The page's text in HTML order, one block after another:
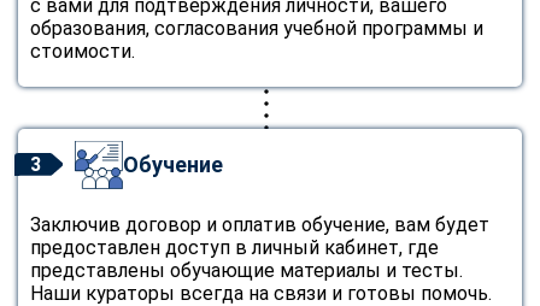
с вами для подтверждения личности, вашего
образования, согласования учебной программы и
стоимости.
3 Обучение
Заключив договор и оплатив обучение, вам будет
предоставлен доступ в личный кабинет, где
представлены обучающие материалы и тесты.
Наши кураторы всегда на связи и готовы помочь.